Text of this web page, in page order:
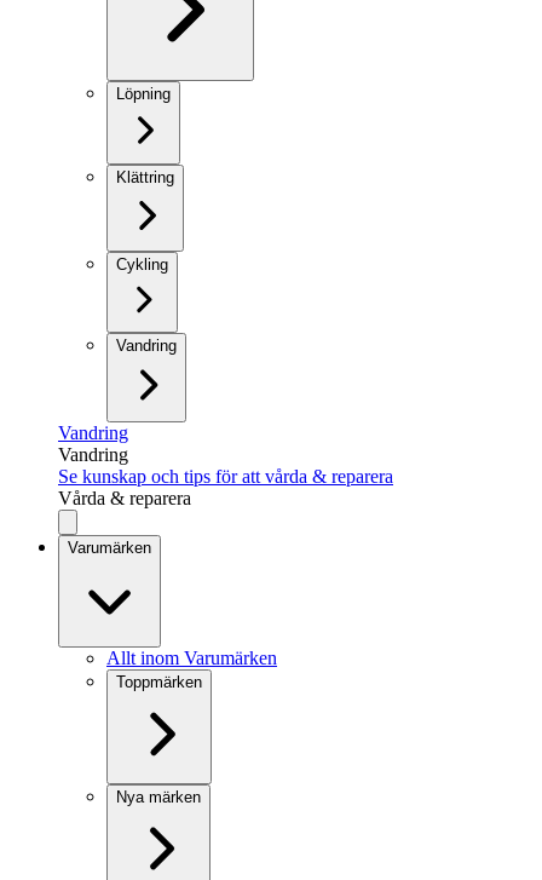
Löpning
Klättring
Cykling
Vandring
Vandring
Vandring
Se kunskap och tips för att vårda & reparera
Vårda & reparera
Varumärken
Allt inom Varumärken
Toppmärken
Nya märken